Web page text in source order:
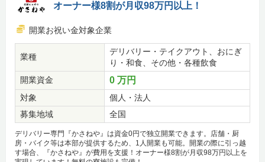
オーナー様8割が月収98万円以上！
開業お祝い金対象企業
業種
デリバリー・テイクアウト、おにぎ
り・和食、その他・各種飲食
開業資金
0 万円
対象
個人・法人
募集地域
全国
デリバリー専門『かさねや』は資金0円で独立開業できます。店舗・厨
房・バイク等は本部が提供するため、1人開業も可能。開業の際に引っ越
す場合、『かさねや』が費用を支援！オーナー様8割が月収98万円以上を